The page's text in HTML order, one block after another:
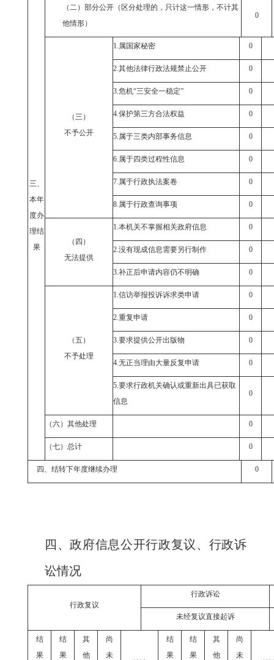
三、
本年
度办
理结
果
（二）部分公开（区分处理的，只计这一情形，不计其
他情形）
0
（三）
不予公开
1.属国家秘密 0
2.其他法律行政法规禁止公开 0
3.危机“三安全一稳定” 0
4.保护第三方合法权益 0
5.属于三类内部事务信息 0
6.属于四类过程性信息 0
7.属于行政执法案卷 0
8.属于行政查询事项 0
（四）
无法提供
1.本机关不掌握相关政府信息 0
2.没有现成信息需要另行制作 0
3.补正后申请内容仍不明确 0
（五）
不予处理
1.信访举报投诉诉求类申请 0
2.重复申请 0
3.要求提供公开出版物 0
4.无正当理由大量反复申请 0
5.要求行政机关确认或重新出具已获取
信息
0
（六）其他处理 0
（七）总计 0
四、结转下年度继续办理 0
四、政府信息公开行政复议、行政诉
讼情况
行政复议
行政诉讼
未经复议直接起诉
结
果
结
果
其
他
尚
未
结
果
结
果
其
他
尚
未